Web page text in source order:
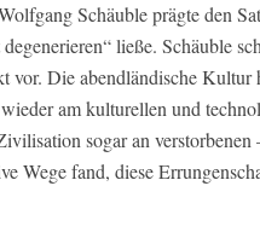
Schäuble prägte den
ließe. Schäuble
vor. Die abendländische Kultur
am kulturellen und
sogar an
Wege fand, diese